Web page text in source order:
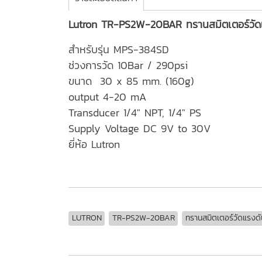
Lutron TR-PS2W-20BAR ทรานสมิตเตอร์วั
สำหรับรุ่น MPS-384SD
ช่วงการวัด 10Bar / 290psi
ขนาด 30 x 85 mm. (160g)
output 4-20 mA
Transducer 1/4" NPT, 1/4" PS
Supply Voltage DC 9V to 30V
ยี่ห้อ Lutron
LUTRON TR-PS2W-20BAR ทรานสมิตเตอร์วัดแรง